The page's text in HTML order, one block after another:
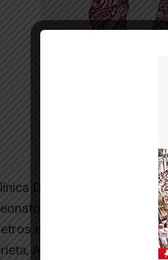
Dental Rio Ega –
Navarro Junior en
en tierras estellesas
Ancín, Legaria, Oco,